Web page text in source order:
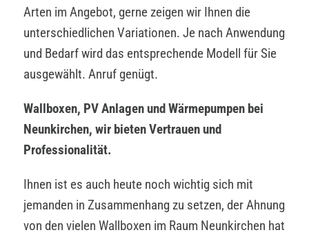
Arten im Angebot, gerne zeigen wir Ihnen die
unterschiedlichen Variationen. Je nach Anwendung
und Bedarf wird das entsprechende Modell für Sie
ausgewählt. Anruf genügt.
Wallboxen, PV Anlagen und Wärmepumpen bei
Neunkirchen, wir bieten Vertrauen und
Professionalität.
Ihnen ist es auch heute noch wichtig sich mit
jemanden in Zusammenhang zu setzen, der Ahnung
von den vielen Wallboxen im Raum Neunkirchen hat